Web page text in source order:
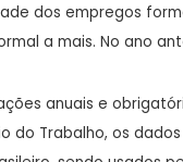
dos empregos
a mais. No ano
anuais e
do Trabalho, os